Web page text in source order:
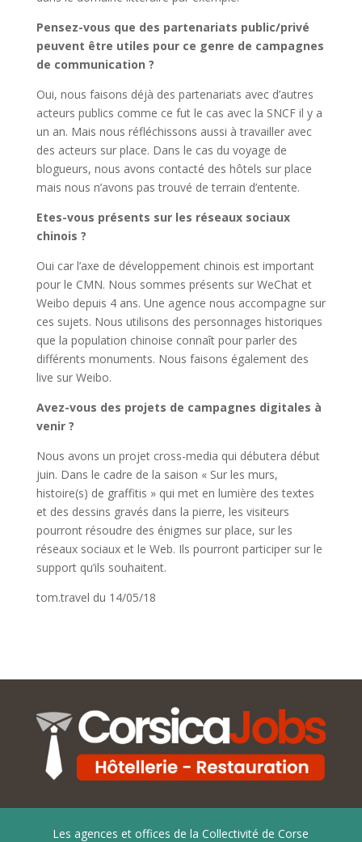
Pensez-vous que des partenariats public/privé
peuvent être utiles pour ce genre de campagnes
de communication ?
Oui, nous faisons déjà des partenariats avec d’autres
acteurs publics comme ce fut le cas avec la SNCF il y a
un an. Mais nous réfléchissons aussi à travailler avec
des acteurs sur place. Dans le cas du voyage de
blogueurs, nous avons contacté des hôtels sur place
mais nous n’avons pas trouvé de terrain d’entente.
Etes-vous présents sur les réseaux sociaux
chinois ?
Oui car l’axe de développement chinois est important
pour le CMN. Nous sommes présents sur WeChat et
Weibo depuis 4 ans. Une agence nous accompagne sur
ces sujets. Nous utilisons des personnages historiques
que la population chinoise connaît pour parler des
différents monuments. Nous faisons également des
live sur Weibo.
Avez-vous des projets de campagnes digitales à
venir ?
Nous avons un projet cross-media qui débutera début
juin. Dans le cadre de la saison « Sur les murs,
histoire(s) de graffitis » qui met en lumière des textes
et des dessins gravés dans la pierre, les visiteurs
pourront résoudre des énigmes sur place, sur les
réseaux sociaux et le Web. Ils pourront participer sur le
support qu’ils souhaitent.
tom.travel du 14/05/18
Les agences et offices de la Collectivité de Corse